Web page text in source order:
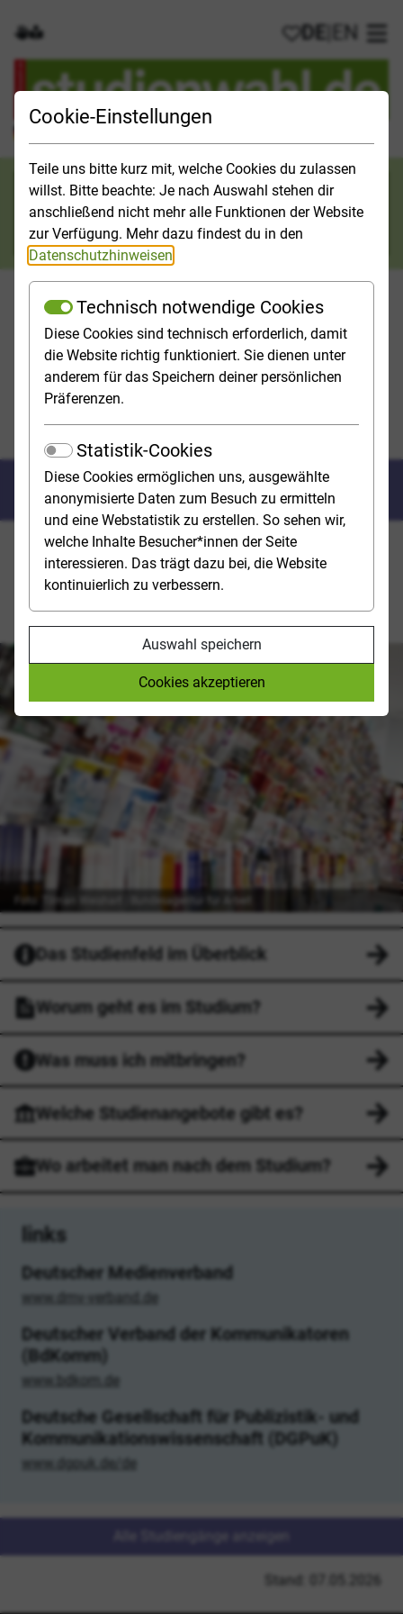
Cookie-Einstellungen
Teile uns bitte kurz mit, welche Cookies du zulassen
willst. Bitte beachte: Je nach Auswahl stehen dir
anschließend nicht mehr alle Funktionen der Website
zur Verfügung. Mehr dazu findest du in den
Datenschutzhinweisen
Technisch notwendige Cookies
Diese Cookies sind technisch erforderlich, damit
die Website richtig funktioniert. Sie dienen unter
anderem für das Speichern deiner persönlichen
Präferenzen.
Statistik-Cookies
Diese Cookies ermöglichen uns, ausgewählte
anonymisierte Daten zum Besuch zu ermitteln
und eine Webstatistik zu erstellen. So sehen wir,
welche Inhalte Besucher*innen der Seite
interessieren. Das trägt dazu bei, die Website
kontinuierlich zu verbessern.
Auswahl speichern
Cookies akzeptieren
Gebärdensprache
Leichte Sprache
Meine
DE EN
Suchkategorie
Orientieren Studieninfos Studienfelder
StartseiteStudienfelder
Kommunikation und Medien
eine berufliche Tätigkeit in den Bereichen Redaktion,
Das Studienfeld im Überblick
Worum geht es im Studium?
Was muss ich mitbringen?
Welche Studienangebote gibt es?
Wo arbeitet man nach dem Studium?
links
Deutscher Medienverband
www.dmv-verband.de
Deutscher Verband der Kommunikatoren
(BdKomm)
www.bdkom.de
Deutsche Gesellschaft für Publizistik- und
Kommunikationswissenschaft (DGPuK)
www.dgpuk.de/de
Stand: 07.05.2026